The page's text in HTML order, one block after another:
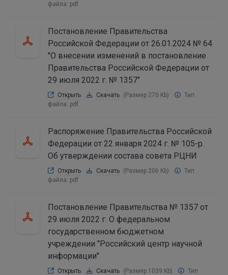
файла: pdf
Постановление Правительства
Российской Федерации от 26.01.2024 № 64
"О внесении изменений в постановление
Правительства Российской Федерации от
29 июля 2022 г. № 1357"
Открыть Скачать (Размер 270 Kb)
Тип
файла: pdf
Распоряжение Правительства Российской
Федерации от 22 января 2024 г. № 105-р.
Об утверждении состава совета РЦНИ
Открыть Скачать (Размер 206 Kb)
Тип
файла: pdf
Постановление Правительства № 1357 от
29 июля 2022 г. О федеральном
государственном бюджетном
учреждении "Российский центр научной
информации"
Открыть Скачать (Размер 1039 Kb)
Тип